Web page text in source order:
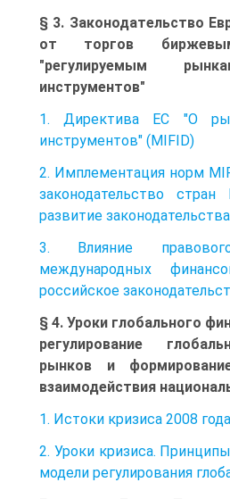
§ 3. Законодательство
от торгов
"регулируемым
инструментов"
1. Директива ЕС "О
инструментов" (MIFID)
2. Имплементация норм
законодательство
развитие
3. Влияние
международных
российское
§ 4. Уроки глобального
регулирование
рынков и
взаимодействия
1. Истоки кризиса 2008 года
2. Уроки кризиса.
модели регулирования